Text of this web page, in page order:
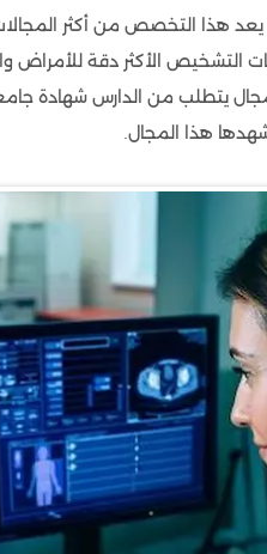
في مصر للوافدين
مصر للوافدين
المعترف بها
التخصص من أكثر المجالات
التشخيص الأكثر دقة للأمراض
يتطلب من الدارس شهادة
هذا المجال.